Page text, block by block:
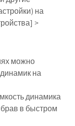
на
>
можно
на
динамика
в быстром